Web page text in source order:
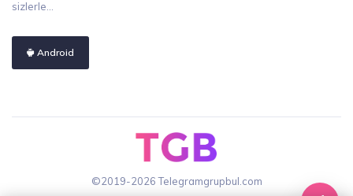
sizlerle...
Android
©2019-2026 Telegramgrupbul.com